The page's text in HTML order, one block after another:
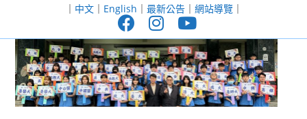
至
｜ 中文｜ English ｜ 最新公告｜ 網站導覽｜